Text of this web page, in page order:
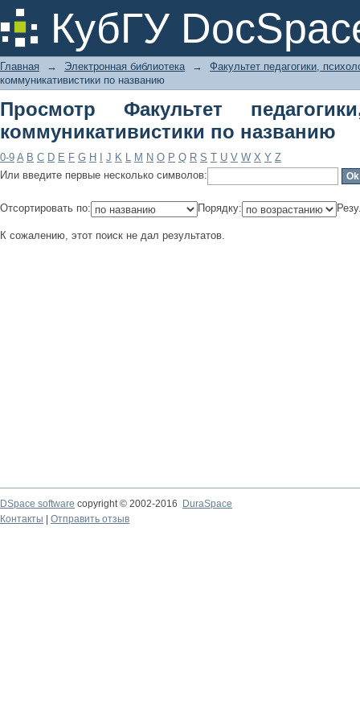
КубГУ
Просмотр Факультет
названию
Главная → Электронная библиотека →
Факультет педагогики,
коммуникативистики по названию
Просмотр Факультет
коммуникативистики по названию
0-9 A B C D E F G H J K L M N O P Q R S T U V W X Y Z
Или введите первые несколько символов:
Отсортировать по: Порядку:
К сожалению, этот поиск не дал результатов.
DSpace software copyright © 2002-2016
DuraSpace
Контакты
Отправить отзыв